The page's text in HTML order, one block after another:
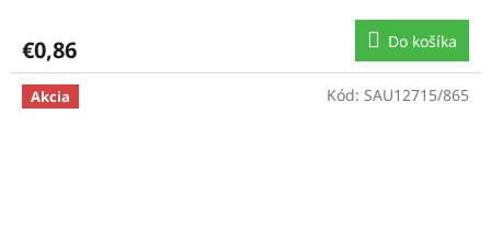
€0,86 Do košíka
Akcia Kód: SAU12715/865